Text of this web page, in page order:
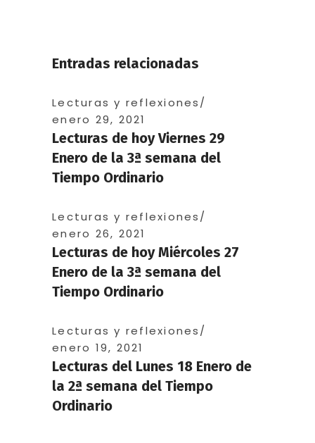
Entradas relacionadas
Lecturas y reflexiones
enero 29, 2021
Lecturas de hoy Viernes 29
Enero de la 3ª semana del
Tiempo Ordinario
Lecturas y reflexiones
enero 26, 2021
Lecturas de hoy Miércoles 27
Enero de la 3ª semana del
Tiempo Ordinario
Lecturas y reflexiones
enero 19, 2021
Lecturas del Lunes 18 Enero de
la 2ª semana del Tiempo
Ordinario